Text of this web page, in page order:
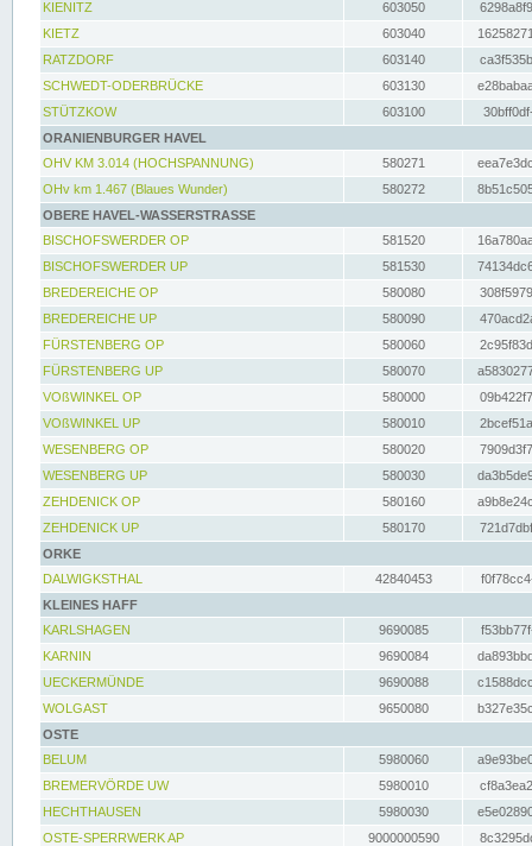
KIENITZ
603050
KIETZ
603040
RATZDORF
603140
SCHWEDT-ODERBRÜCKE
603130
STÜTZKOW
603100
ORANIENBURGER HAVEL
OHV KM 3.014 (HOCHSPANNUNG)
580271
OHv km 1.467 (Blaues Wunder)
580272
OBERE HAVEL-WASSERSTRASSE
BISCHOFSWERDER OP
581520
BISCHOFSWERDER UP
581530
BREDEREICHE OP
580080
BREDEREICHE UP
580090
FÜRSTENBERG OP
580060
FÜRSTENBERG UP
580070
VOßWINKEL OP
580000
VOßWINKEL UP
580010
WESENBERG OP
580020
WESENBERG UP
580030
ZEHDENICK OP
580160
ZEHDENICK UP
580170
ORKE
DALWIGKSTHAL
42840453
KLEINES HAFF
KARLSHAGEN
9690085
KARNIN
9690084
UECKERMÜNDE
9690088
WOLGAST
9650080
OSTE
BELUM
5980060
BREMERVÖRDE UW
5980010
HECHTHAUSEN
5980030
OSTE-SPERRWERK AP
9000000590